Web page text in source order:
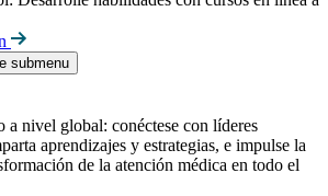
submenu
a nivel global: conéctese con líderes
aprendizajes y estrategias, e impulse la
de la atención médica en todo el